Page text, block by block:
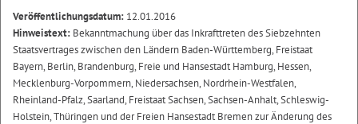
Veröffentlichungsdatum: 12.01.2016
Hinweistext: Bekanntmachung über das Inkrafttreten des Siebzehnten
Staatsvertrages zwischen den Ländern Baden-Württemberg, Freistaat
Bayern, Berlin, Brandenburg, Freie und Hansestadt Hamburg, Hessen,
Mecklenburg-Vorpommern, Niedersachsen, Nordrhein-Westfalen,
Rheinland-Pfalz, Saarland, Freistaat Sachsen, Sachsen-Anhalt, Schleswig-
Holstein, Thüringen und der Freien Hansestadt Bremen zur Änderung des